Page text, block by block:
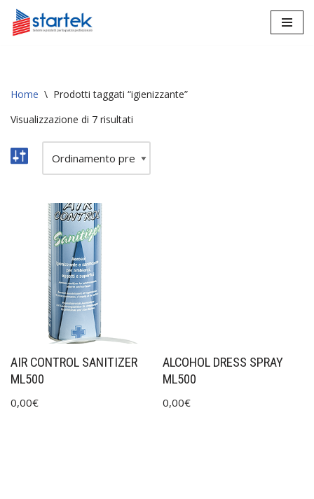
Vai
Home \ Prodotti taggati “igienizzante”
Visualizzazione di 7 risultati
AIR CONTROL SANITIZER
ML500
0,00€
ALCOHOL DRESS SPRAY
ML500
0,00€